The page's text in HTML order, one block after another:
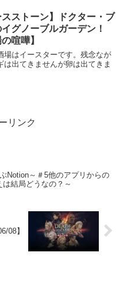
スストーン】ドクター・ブ
グノーブルガーデン！
の喧嘩】
場はイースターです。残念なが
は出てきませんが卵は出てきま
リンク
Notion～＃5他のアプリからの
は結局どうなの？～
08】